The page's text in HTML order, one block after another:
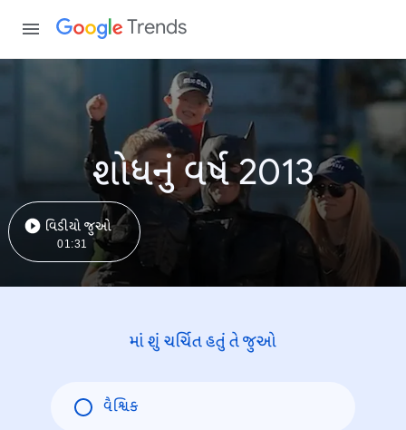
Trends
શોધનું વર્ષ 2013
વિડીયો જુઓ
01:31
માં શું ચર્ચિત હતું તે જુઓ
વૈશ્વિક